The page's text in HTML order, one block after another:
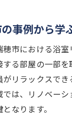
事例から学
穂市における浴
する部屋の一部
がリラックスで
では、リノベー
なります。